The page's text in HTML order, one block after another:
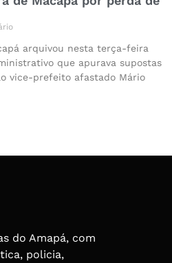
arquivou nesta terça-feira
que apurava supostas
vice-prefeito afastado Mário
do Amapá, com
policia,